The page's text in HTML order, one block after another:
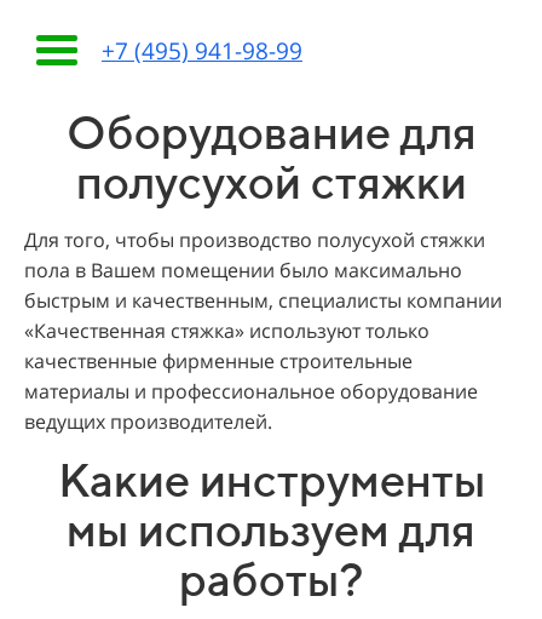
+7 (495) 941-98-99
Оборудование для
полусухой стяжки
Для того, чтобы производство полусухой стяжки
пола в Вашем помещении было максимально
быстрым и качественным, специалисты компании
«Качественная стяжка» используют только
качественные фирменные строительные
материалы и профессиональное оборудование
ведущих производителей.
Какие инструменты
мы используем для
работы?